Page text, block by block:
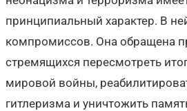
принципиальный характер. В
компромиссов. Она обращена
стремящихся пересмотреть
мировой войны,
гитлеризма и уничтожить